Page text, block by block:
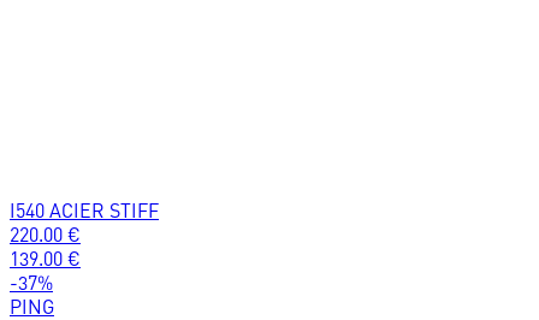
I540 ACIER STIFF
220.00 €
139.00 €
-37%
PING